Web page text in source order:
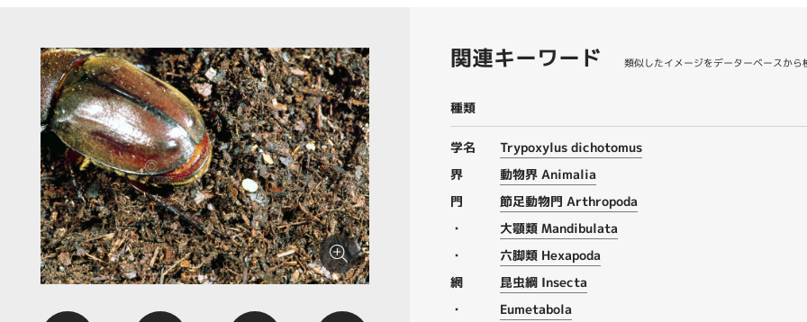
関連キーワード 類似したイメージをデーターベースから
種類
学名
Trypoxylus dichotomus
界
動物界 Animalia
門
節足動物門 Arthropoda
・
大顎類 Mandibulata
・
六脚類 Hexapoda
網
昆虫綱 Insecta
・
Eumetabola